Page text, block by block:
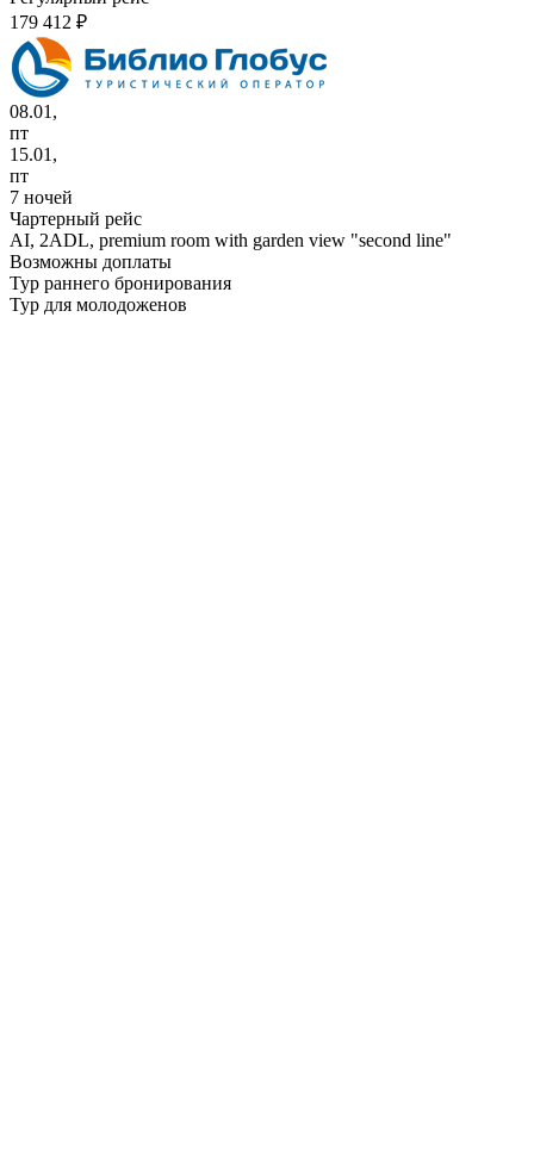
179 412 ₽
08.01,
пт
15.01,
пт
7 ночей
Чартерный рейс
AI, 2ADL, premium room with garden view "second line"
Возможны доплаты
Тур раннего бронирования
Тур для молодоженов